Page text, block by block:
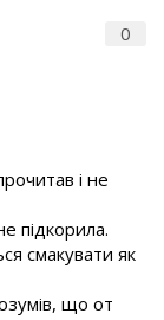
0
і не
підкорила.
смакувати як
що от